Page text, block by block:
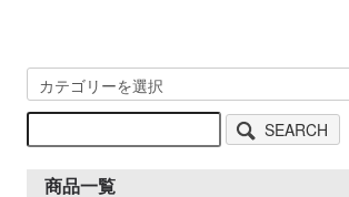
SEARCH
商品一覧